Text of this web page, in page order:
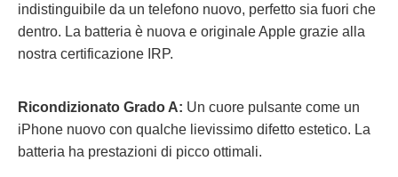
indistinguibile da un telefono nuovo, perfetto sia fuori che
dentro. La batteria è nuova e originale Apple grazie alla
nostra certificazione IRP.
Ricondizionato Grado A: Un cuore pulsante come un
iPhone nuovo con qualche lievissimo difetto estetico. La
batteria ha prestazioni di picco ottimali.